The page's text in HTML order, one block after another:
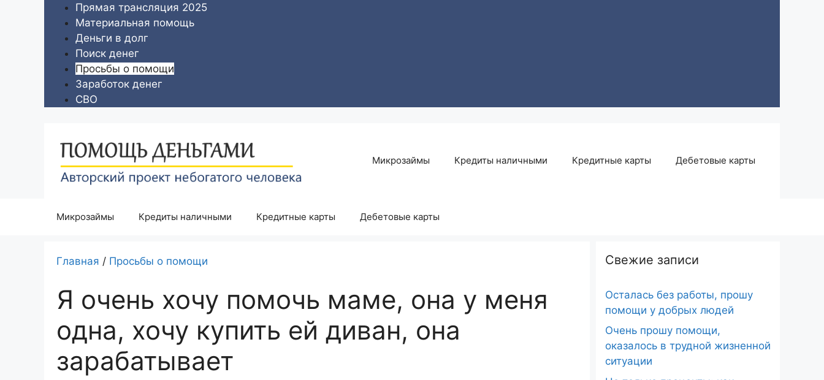
содержимому
Прямая трансляция 2025
Материальная помощь
Деньги в долг
Поиск денег
Просьбы о помощи
Заработок денег
СВО
Микрозаймы Кредиты наличными Кредитные карты Дебетовые карты
Микрозаймы Кредиты наличными Кредитные карты Дебетовые карты
Главная / Просьбы о помощи
Я очень хочу помочь маме, она у меня
одна, хочу купить ей диван, она
зарабатывает
Свежие записи
Осталась без работы, прошу
помощи у добрых людей
Очень прошу помощи,
оказалось в трудной жизненной
ситуации